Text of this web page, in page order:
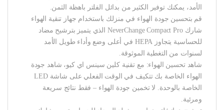
الأمد، يمكنك توفير الكثير من بدائل الفلتر باهظة الثمن.
قم بتحسين جودة الهواء في منزلك باستخدام جهاز تنقية الهواء
شارك NeverChange Compact Pro الذي يتميز بترشيح مضاد
للحساسية يتجاوز HEPA في أعلى وضع وأداء طويل الأمد
لسنوات من التغطية الموثوقة.
شاهد تحسين الهواء: مع تقنية كلين سينس اي كيو، شاهد جودة
الهواء الخاصة بك تتكيف في الوقت الفعلي على شاشة LED
الخاصة بالوحدة. لا تخمين جودة الهواء – فقط نتائج سريعة
ومرئية.